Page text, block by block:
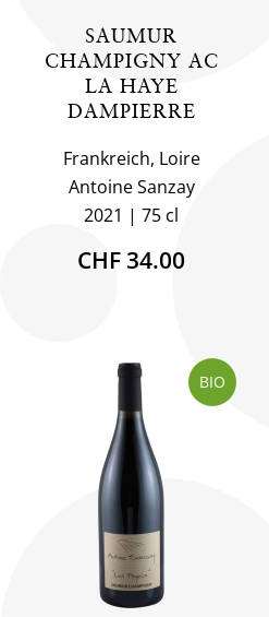
SAUMUR
CHAMPIGNY AC
LA HAYE
DAMPIERRE
Frankreich, Loire
Antoine Sanzay
2021
75 cl
CHF 34.00
BIO